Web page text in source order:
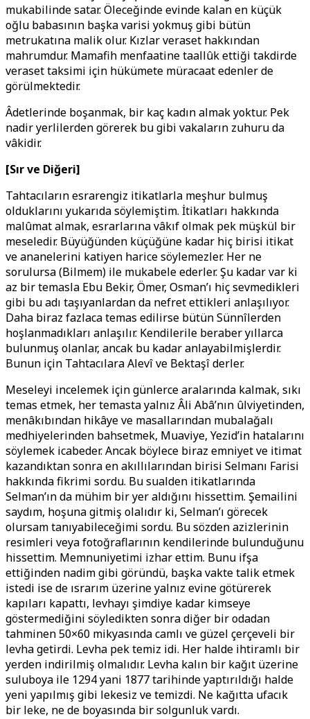
mukabilinde satar. Öleceğinde evinde kalan en küçük
oğlu babasının başka varisi yokmuş gibi bütün
metrukatına malik olur. Kızlar veraset hakkından
mahrumdur. Mamafih menfaatine taallûk ettiği takdirde
veraset taksimi için hükümete müracaat edenler de
görülmektedir.
Âdetlerinde boşanmak, bir kaç kadın almak yoktur. Pek
nadir yerlilerden görerek bu gibi vakaların zuhuru da
vâkidir.
[Sır ve Diğeri]
Tahtacıların esrarengiz itikatlarla meşhur bulmuş
olduklarını yukarıda söylemiştim. İtikatları hakkında
malûmat almak, esrarlarına vâkıf olmak pek müşkül bir
meseledir. Büyüğünden küçüğüne kadar hiç birisi itikat
ve ananelerini katiyen harice söylemezler. Her ne
sorulursa (Bilmem) ile mukabele ederler. Şu kadar var ki
az bir temasla Ebu Bekir, Ömer, Osman’ı hiç sevmedikleri
gibi bu adı taşıyanlardan da nefret ettikleri anlaşılıyor.
Daha biraz fazlaca temas edilirse bütün Sünnîlerden
hoşlanmadıkları anlaşılır. Kendilerile beraber yıllarca
bulunmuş olanlar, ancak bu kadar anlayabilmişlerdir.
Bunun için Tahtacılara Alevî ve Bektaşî derler.
Meseleyi incelemek için günlerce aralarında kalmak, sıkı
temas etmek, her temasta yalnız Âli Abâ’nın ûlviyetinden,
menâkıbından hikâye ve masallarından mubalağalı
medhiyelerinden bahsetmek, Muaviye, Yezid’in hatalarını
söylemek icabeder. Ancak böylece biraz emniyet ve itimat
kazandıktan sonra en akıllılarından birisi Selmanı Farisi
hakkında fikrimi sordu. Bu sualden itikatlarında
Selman’ın da mühim bir yer aldığını hissettim. Şemailini
saydım, hoşuna gitmiş olalıdır ki, Selman’ı görecek
olursam tanıyabileceğimi sordu. Bu sözden azizlerinin
resimleri veya fotoğraflarının kendilerinde bulunduğunu
hissettim. Memnuniyetimi izhar ettim. Bunu ifşa
ettiğinden nadim gibi göründü, başka vakte talik etmek
istedi ise de ısrarım üzerine yalnız evine götürerek
kapıları kapattı, levhayı şimdiye kadar kimseye
göstermediğini söyledikten sonra diğer bir odadan
tahminen 50×60 mikyasında camlı ve güzel çerçeveli bir
levha getirdi. Levha pek temiz idi. Her halde ihtiramlı bir
yerden indirilmiş olmalıdır. Levha kalın bir kağıt üzerine
suluboya ile 1294 yani 1877 tarihinde yaptırıldığı halde
yeni yapılmış gibi lekesiz ve temizdi. Ne kağıtta ufacık
bir leke, ne de boyasında bir solgunluk vardı.